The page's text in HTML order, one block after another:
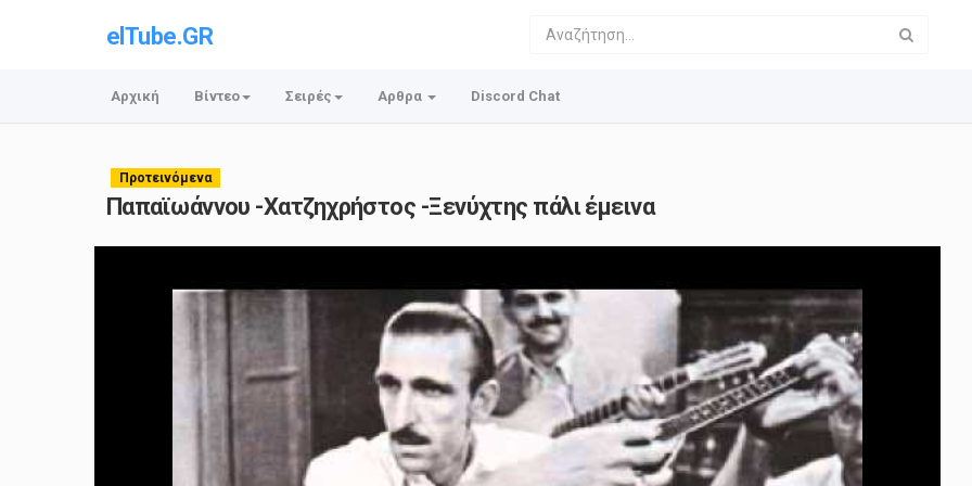
elTube.GR
Αρχική Βίντεο Σειρές Αρθρα Discord Chat
Προτεινόμενα
Παπαϊωάννου -Χατζηχρήστος -Ξενύχτης πάλι έμεινα